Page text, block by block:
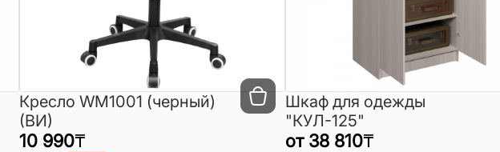
Кресло WM1001 (черный)
(ВИ)
10 990₸
Шкаф для одежды
"КУЛ-125"
от 38 810₸